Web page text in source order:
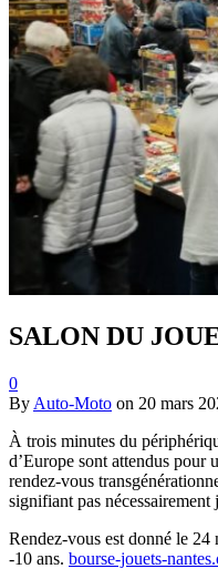
SALON DU
0
By Auto-Moto on 20 mars
À trois minutes du
d’Europe sont attendus pour
rendez-vous
signifiant pas nécessairement
Rendez-vous est donné le 24
-10 ans. bourse-jouets-